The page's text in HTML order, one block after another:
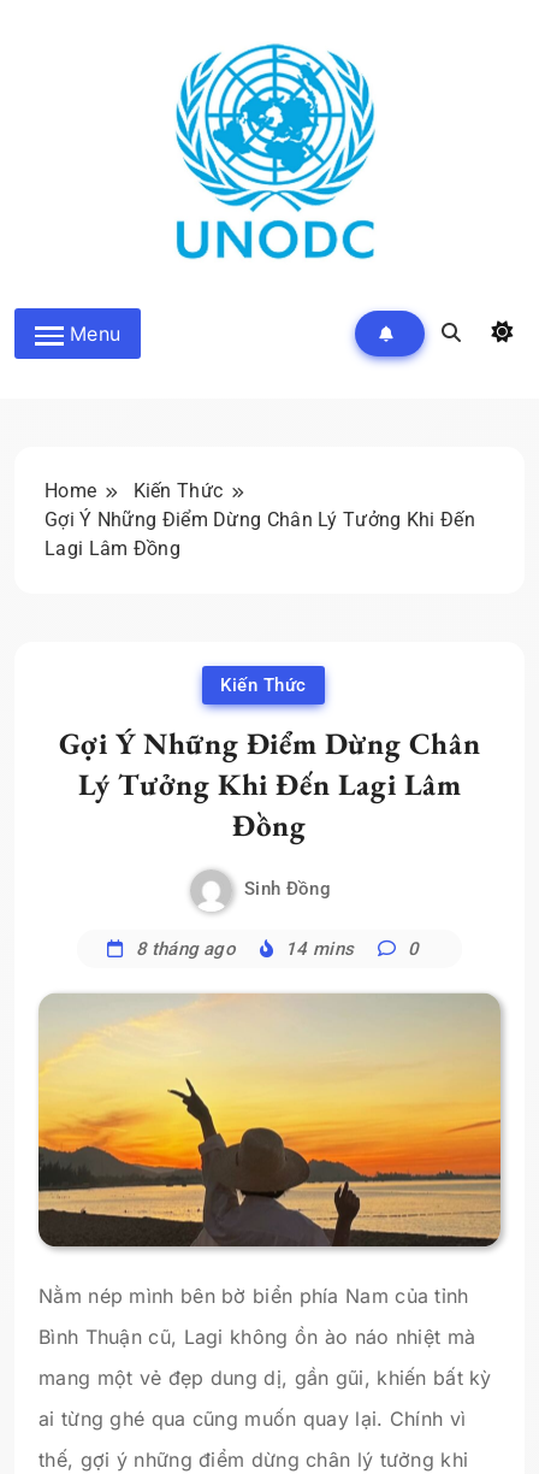
Kiến Thức Liên Hợp Quốc
Menu
Home
Kiến Thức
Gợi Ý Những Điểm Dừng Chân Lý Tưởng Khi Đến
Lagi Lâm Đồng
Kiến Thức
Gợi Ý Những Điểm Dừng Chân
Lý Tưởng Khi Đến Lagi Lâm
Đồng
Sinh Đồng
8 tháng ago 14 mins 0
Nằm nép mình bên bờ biển phía Nam của tỉnh
Bình Thuận cũ, Lagi không ồn ào náo nhiệt mà
mang một vẻ đẹp dung dị, gần gũi, khiến bất kỳ
ai từng ghé qua cũng muốn quay lại. Chính vì
thế, gợi ý những điểm dừng chân lý tưởng khi